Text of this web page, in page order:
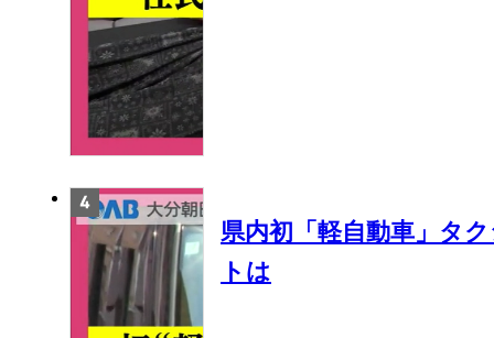
県内初「軽自動車」タ
トは